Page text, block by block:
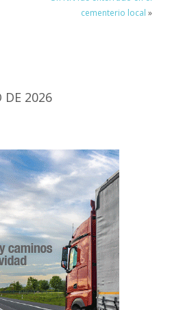
cementerio local »
DE 2026